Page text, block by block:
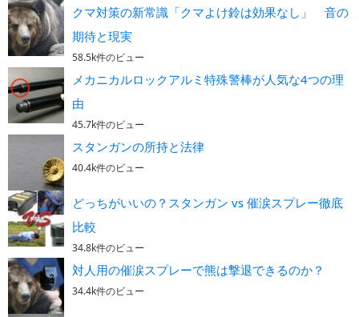
クマ対策の新常識「クマよけ鈴は効果なし」 音の
期待と現実
58.5k件のビュー
メカニカルロックアルミ特殊警棒が人気な4つの理
由
45.7k件のビュー
スタンガンの所持と法律
40.4k件のビュー
どっちがいいの？スタンガン vs 催涙スプレー徹底
比較
34.8k件のビュー
対人用の催涙スプレーで熊は撃退できるのか？
34.4k件のビュー